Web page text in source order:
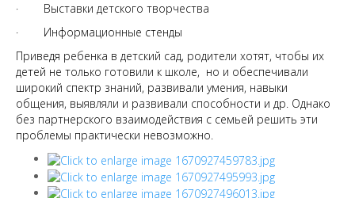
· Выставки детского творчества
· Информационные стенды
Приведя ребенка в детский сад, родители хотят, чтобы их
детей не только готовили к школе, но и обеспечивали
широкий спектр знаний, развивали умения, навыки
общения, выявляли и развивали способности и др. Однако
без партнерского взаимодействия с семьей решить эти
проблемы практически невозможно.